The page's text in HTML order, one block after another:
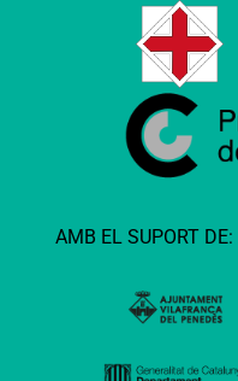
AMB EL SUPORT DE: